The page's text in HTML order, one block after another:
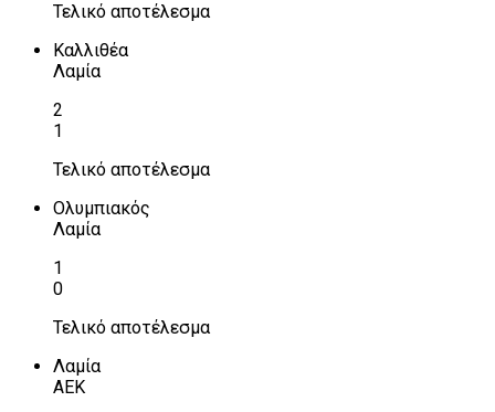
Τελικό αποτέλεσμα
Καλλιθέα
Λαμία
2
1
Τελικό αποτέλεσμα
Ολυμπιακός
Λαμία
1
0
Τελικό αποτέλεσμα
Λαμία
ΑΕΚ